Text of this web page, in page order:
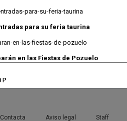
para su feria taurina
en las Fiestas de Pozuelo
Contacta Aviso legal Staff